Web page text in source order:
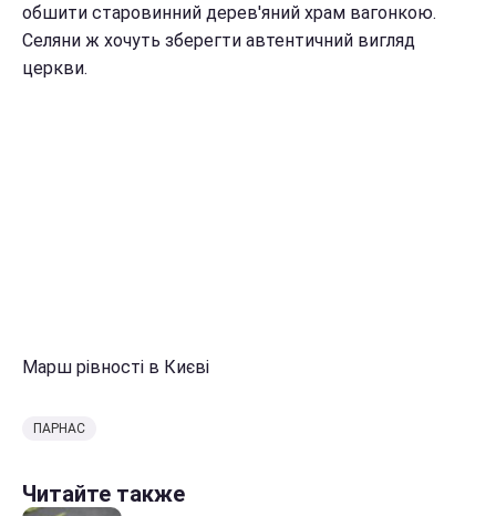
обшити старовинний дерев'яний храм вагонкою.
Селяни ж хочуть зберегти автентичний вигляд
церкви.
Марш рівності в Києві
ПАРНАС
Читайте также